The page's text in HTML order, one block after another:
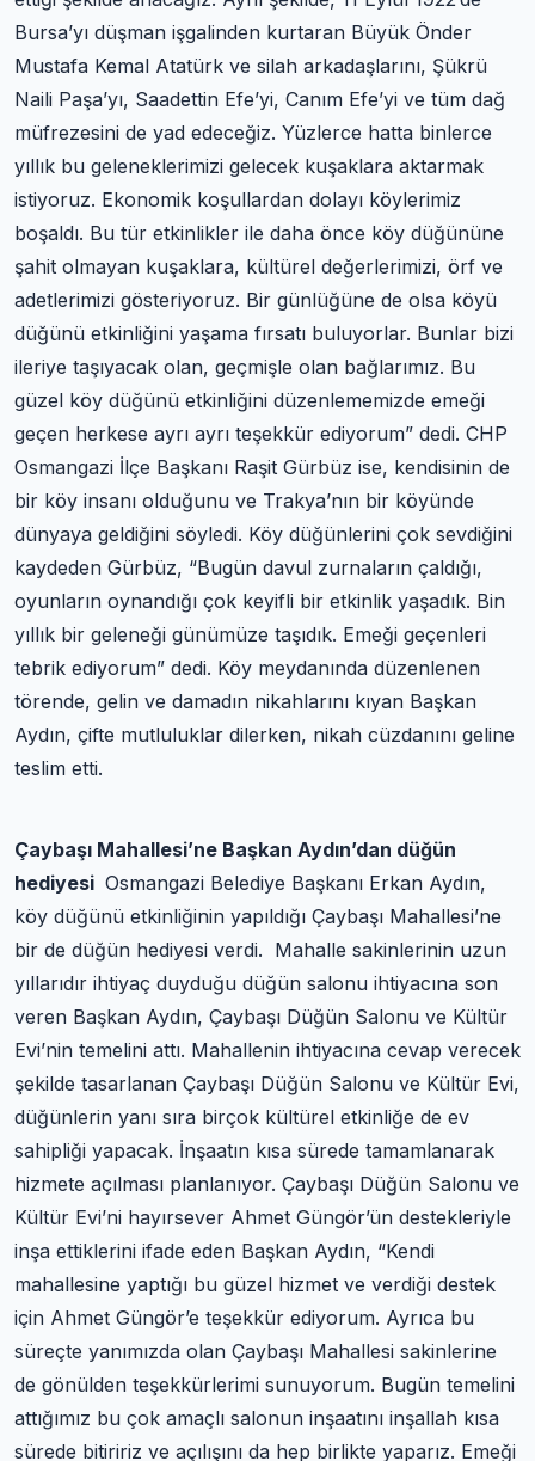
Bursa’yı düşman işgalinden kurtaran Büyük Önder
Mustafa Kemal Atatürk ve silah arkadaşlarını, Şükrü
Naili Paşa’yı, Saadettin Efe’yi, Canım Efe’yi ve tüm dağ
müfrezesini de yad edeceğiz. Yüzlerce hatta binlerce
yıllık bu geleneklerimizi gelecek kuşaklara aktarmak
istiyoruz. Ekonomik koşullardan dolayı köylerimiz
boşaldı. Bu tür etkinlikler ile daha önce köy düğününe
şahit olmayan kuşaklara, kültürel değerlerimizi, örf ve
adetlerimizi gösteriyoruz. Bir günlüğüne de olsa köyü
düğünü etkinliğini yaşama fırsatı buluyorlar. Bunlar bizi
ileriye taşıyacak olan, geçmişle olan bağlarımız. Bu
güzel köy düğünü etkinliğini düzenlememizde emeği
geçen herkese ayrı ayrı teşekkür ediyorum” dedi. CHP
Osmangazi İlçe Başkanı Raşit Gürbüz ise, kendisinin de
bir köy insanı olduğunu ve Trakya’nın bir köyünde
dünyaya geldiğini söyledi. Köy düğünlerini çok sevdiğini
kaydeden Gürbüz, “Bugün davul zurnaların çaldığı,
oyunların oynandığı çok keyifli bir etkinlik yaşadık. Bin
yıllık bir geleneği günümüze taşıdık. Emeği geçenleri
tebrik ediyorum” dedi. Köy meydanında düzenlenen
törende, gelin ve damadın nikahlarını kıyan Başkan
Aydın, çifte mutluluklar dilerken, nikah cüzdanını geline
teslim etti.
Çaybaşı Mahallesi’ne Başkan Aydın’dan düğün
hediyesi Osmangazi Belediye Başkanı Erkan Aydın,
köy düğünü etkinliğinin yapıldığı Çaybaşı Mahallesi’ne
bir de düğün hediyesi verdi. Mahalle sakinlerinin uzun
yıllarıdır ihtiyaç duyduğu düğün salonu ihtiyacına son
veren Başkan Aydın, Çaybaşı Düğün Salonu ve Kültür
Evi’nin temelini attı. Mahallenin ihtiyacına cevap verecek
şekilde tasarlanan Çaybaşı Düğün Salonu ve Kültür Evi,
düğünlerin yanı sıra birçok kültürel etkinliğe de ev
sahipliği yapacak. İnşaatın kısa sürede tamamlanarak
hizmete açılması planlanıyor. Çaybaşı Düğün Salonu ve
Kültür Evi’ni hayırsever Ahmet Güngör’ün destekleriyle
inşa ettiklerini ifade eden Başkan Aydın, “Kendi
mahallesine yaptığı bu güzel hizmet ve verdiği destek
için Ahmet Güngör’e teşekkür ediyorum. Ayrıca bu
süreçte yanımızda olan Çaybaşı Mahallesi sakinlerine
de gönülden teşekkürlerimi sunuyorum. Bugün temelini
attığımız bu çok amaçlı salonun inşaatını inşallah kısa
sürede bitiririz ve açılışını da hep birlikte yaparız. Emeği